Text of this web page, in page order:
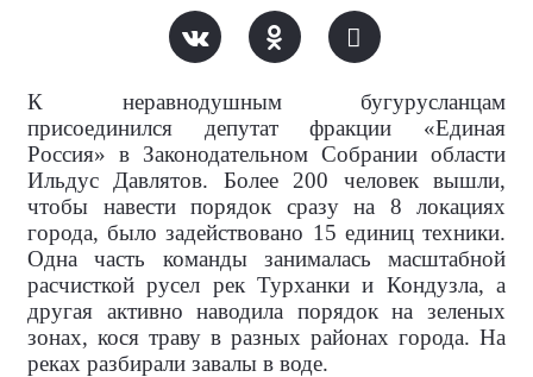
К неравнодушным бугурусланцам
присоединился депутат фракции «Единая
Россия» в Законодательном Собрании области
Ильдус Давлятов. Более 200 человек вышли,
чтобы навести порядок сразу на 8 локациях
города, было задействовано 15 единиц техники.
Одна часть команды занималась масштабной
расчисткой русел рек Турханки и Кондузла, а
другая активно наводила порядок на зеленых
зонах, кося траву в разных районах города. На
реках разбирали завалы в воде.